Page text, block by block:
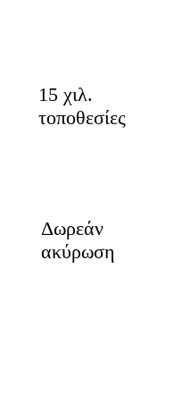
15 χιλ.
τοποθεσίες
Δωρεάν
ακύρωση